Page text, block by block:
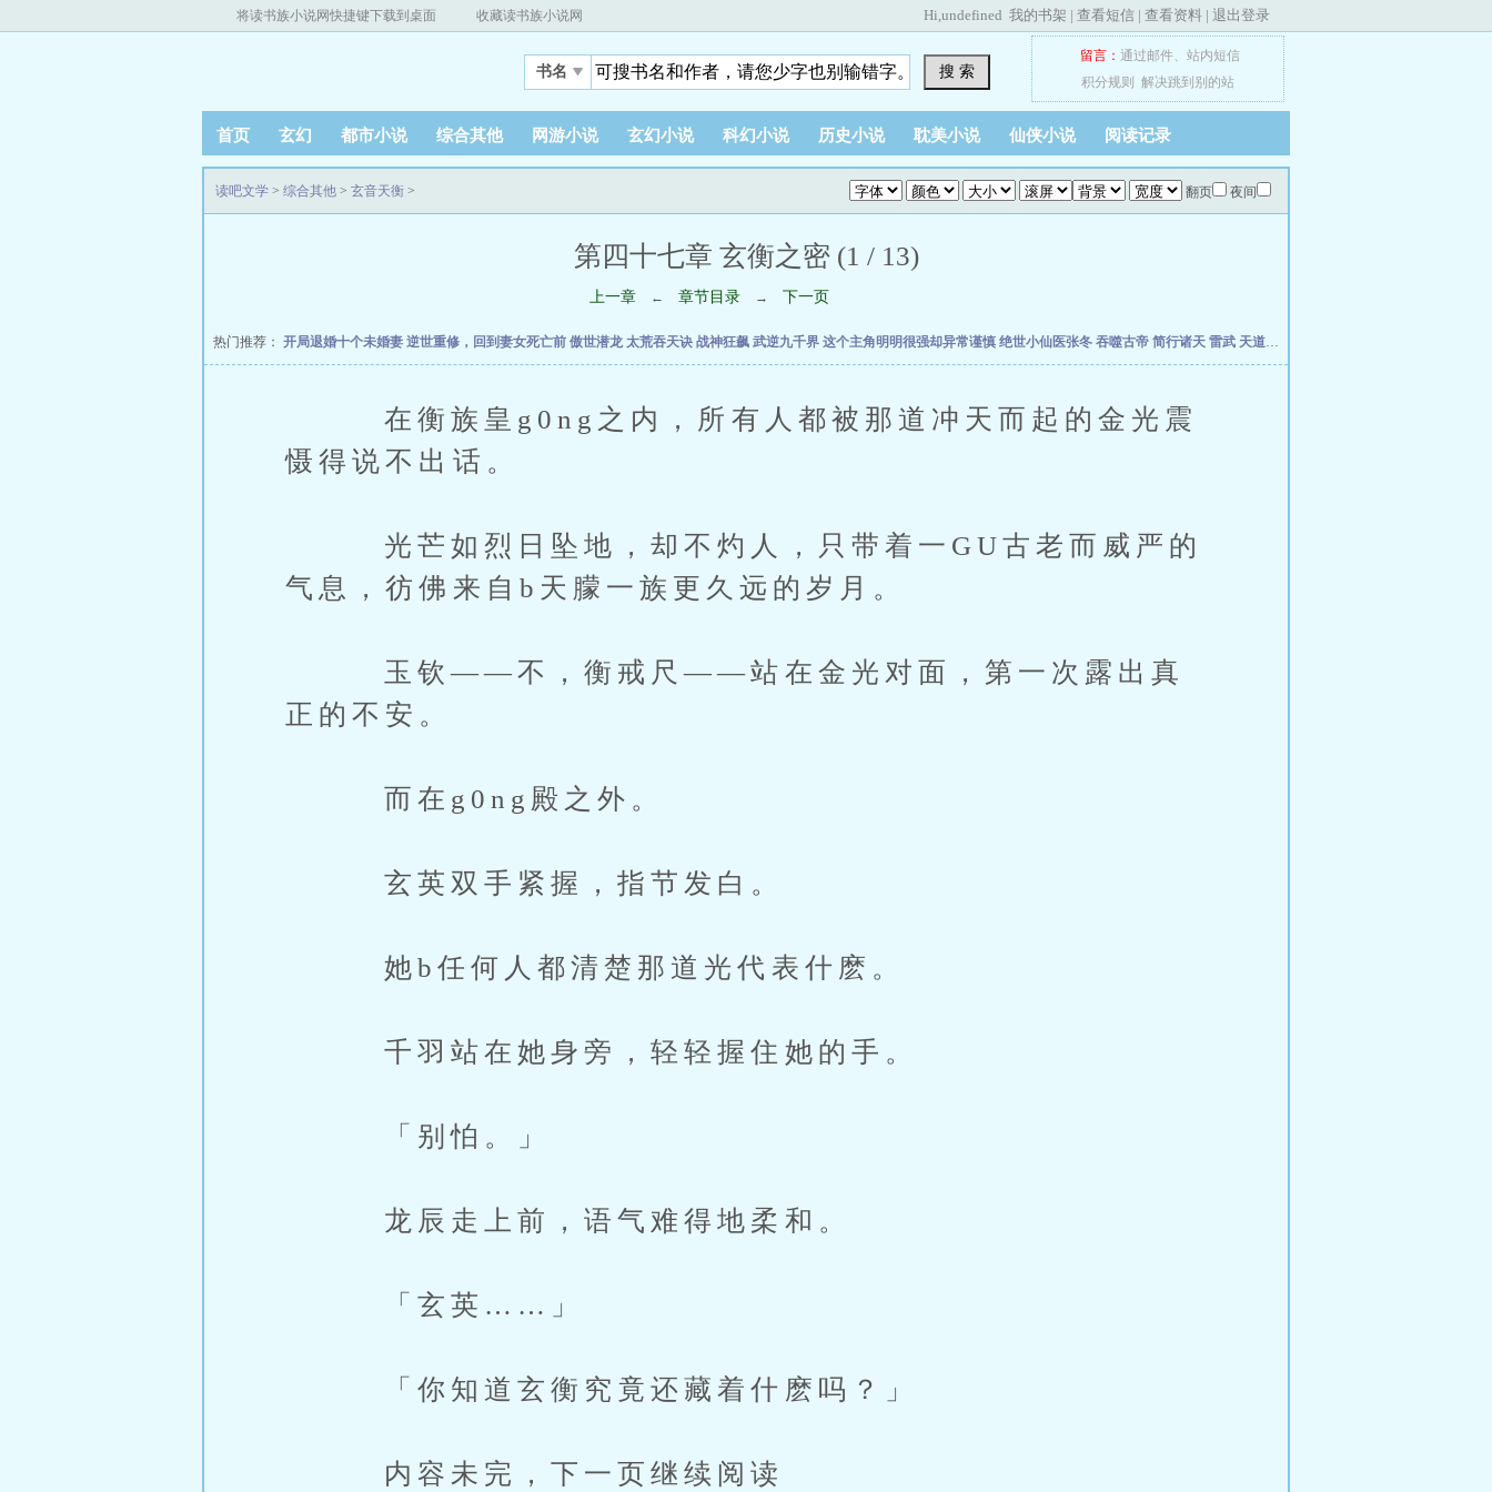
将读书族小说网快捷键下载到桌面 收藏读书族小说网 Hi,undefined 我的书架 | 查看短信 | 查看资料 | 退出登录
书名 搜 索
留言： 通过邮件、 站内短信
积分规则
解决跳到别的站
首页 玄幻 都市小说 综合其他 网游小说 玄幻小说 科幻小说 历史小说 耽美小说 仙侠小说 阅读记录
翻页 夜间
读吧文学 > 综合其他 > 玄音天衡 >
第四十七章 玄衡之密 (1 / 13)
上一章 ← 章节目录 → 下一页
热门推荐： 开局退婚十个未婚妻 逆世重修，回到妻女死亡前 傲世潜龙太荒吞天诀 战神狂飙 武逆九千界 这个主角明明很强却异常谨慎 绝世小仙医张冬 吞噬古帝 简行诸天 雷武 天道天骄
在衡族皇g0ng之内，所有人都被那道冲天而起的金光震
慑得说不出话。
光芒如烈日坠地，却不灼人，只带着一GU古老而威严的
气息，彷佛来自b天朦一族更久远的岁月。
玉钦——不，衡戒尺——站在金光对面，第一次露出真
正的不安。
而在g0ng殿之外。
玄英双手紧握，指节发白。
她b任何人都清楚那道光代表什麽。
千羽站在她身旁，轻轻握住她的手。
「别怕。」
龙辰走上前，语气难得地柔和。
「玄英……」
「你知道玄衡究竟还藏着什麽吗？」
内容未完，下一页继续阅读